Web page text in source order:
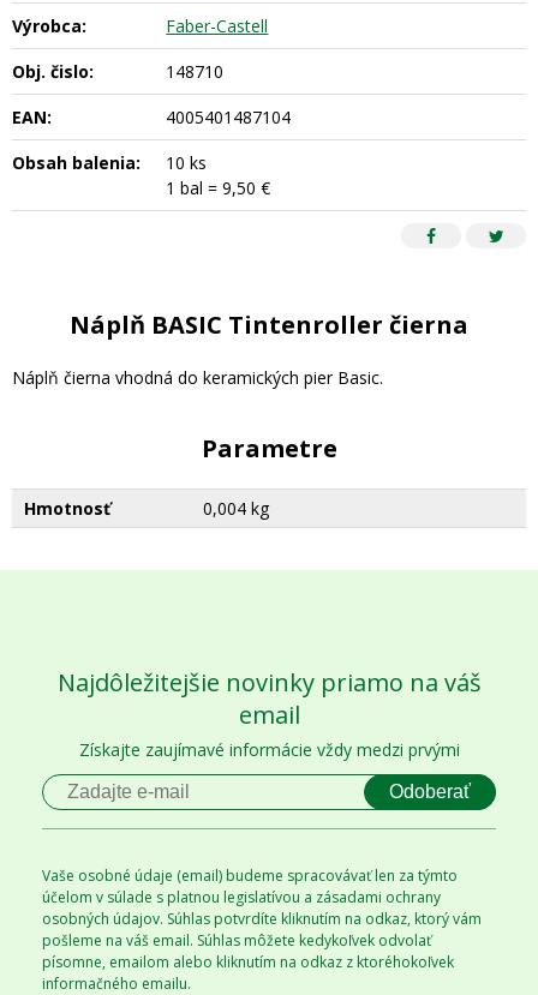
Výrobca:
Faber-Castell
Obj. čislo:
148710
EAN:
4005401487104
Obsah balenia:
10 ks
1 bal = 9,50 €
Náplň BASIC Tintenroller čierna
Náplň čierna vhodná do keramických pier Basic.
Parametre
Hmotnosť 0,004 kg
Najdôležitejšie novinky priamo na váš
email
Získajte zaujímavé informácie vždy medzi prvými
Odoberať
Vaše osobné údaje (email) budeme spracovávať len za týmto
účelom v súlade s platnou legislatívou a zásadami ochrany
osobných údajov. Súhlas potvrdíte kliknutím na odkaz, ktorý vám
pošleme na váš email. Súhlas môžete kedykoľvek odvolať
písomne, emailom alebo kliknutím na odkaz z ktoréhokoľvek
informačného emailu.